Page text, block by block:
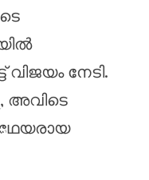
നേടി.
അവിടെ